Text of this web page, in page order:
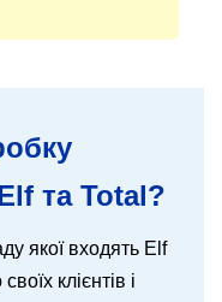
та Total?
якої входять Elf
клієнтів і